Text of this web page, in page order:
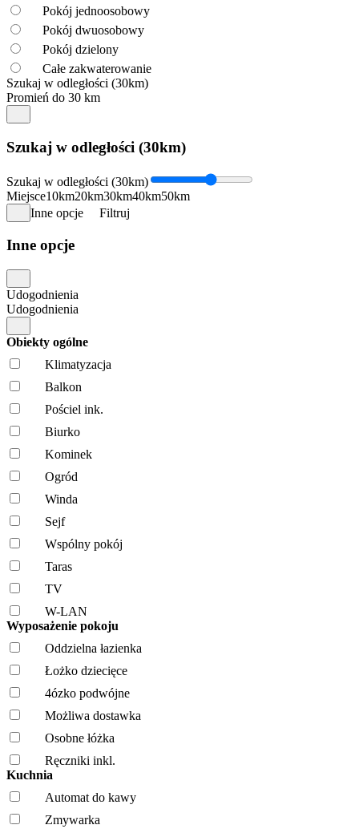
Pokój jednoosobowy
Pokój dwuosobowy
Pokój dzielony
Całe zakwaterowanie
Szukaj w odległości (30km)
Promień do 30 km
Szukaj w odległości (30km)
Szukaj w odległości (30km)
Miejsce10km20km30km40km50km
Inne opcje
Filtruj
Inne opcje
Udogodnienia
Udogodnienia
Obiekty ogólne
Klimatyzacja
Balkon
Pościel ink.
Biurko
Kominek
Ogród
Winda
Sejf
Wspólny pokój
Taras
TV
W-LAN
Wyposażenie pokoju
Oddzielna łazienka
Łożko dziecięce
4ózko podwójne
Możliwa dostawka
Osobne łóżka
Ręczniki inkl.
Kuchnia
Automat do kawy
Zmywarka